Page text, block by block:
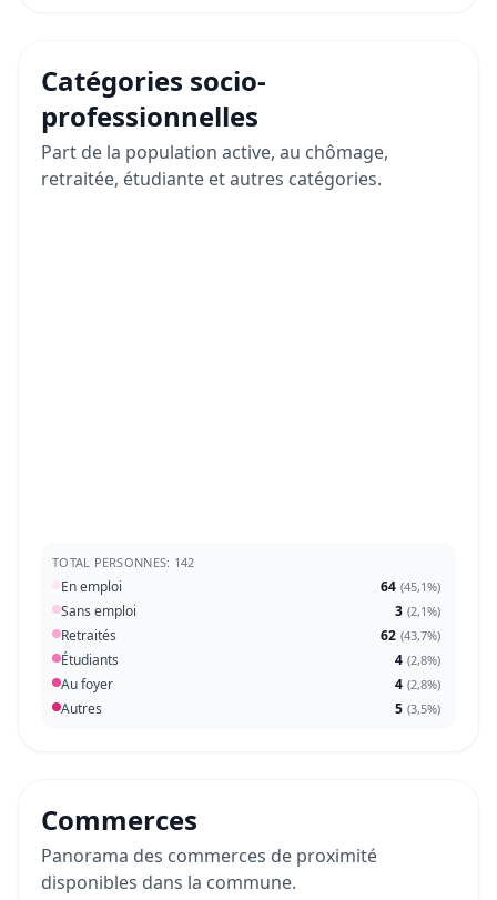
Catégories socio-
professionnelles
Part de la population active, au chômage,
retraitée, étudiante et autres catégories.
TOTAL PERSONNES: 142
En emploi 64 (45,1%)
Sans emploi 3 (2,1%)
Retraités 62 (43,7%)
Étudiants 4 (2,8%)
Au foyer 4 (2,8%)
Autres 5 (3,5%)
Commerces
Panorama des commerces de proximité
disponibles dans la commune.